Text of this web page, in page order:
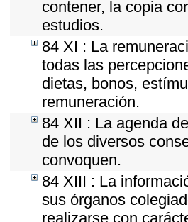
contener, la copia
estudios.
84 XI : La
todas las
dietas, bonos,
remuneración.
84 XII : La agenda
de los diversos
convoquen.
84 XIII : La
sus órganos
realizarse con